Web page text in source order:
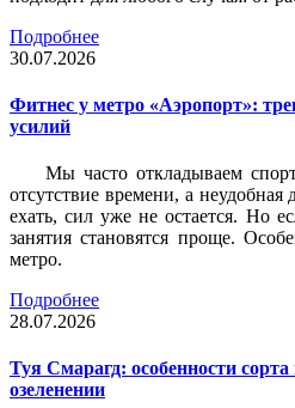
Подробнее
30.07.2026
Фитнес у метро «Аэропорт»:
усилий
Мы часто откладываем
отсутствие времени, а неудобная
ехать, сил уже не остается. Но
занятия становятся проще.
метро.
Подробнее
28.07.2026
Туя Смарагд: особенности
озеленении